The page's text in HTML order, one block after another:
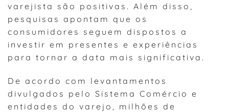
varejista são positivas. Além disso,
pesquisas apontam que os
consumidores seguem dispostos a
investir em presentes e experiências
para tornar a data mais significativa.
De acordo com levantamentos
divulgados pelo Sistema Comércio e
entidades do varejo, milhões de